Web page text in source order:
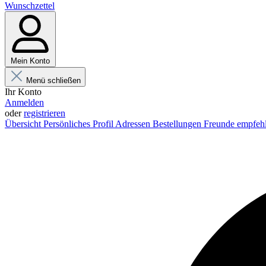
Wunschzettel
Mein Konto
Menü schließen
Ihr Konto
Anmelden
oderregistrieren
Übersicht Persönliches Profil Adressen Bestellungen Freunde